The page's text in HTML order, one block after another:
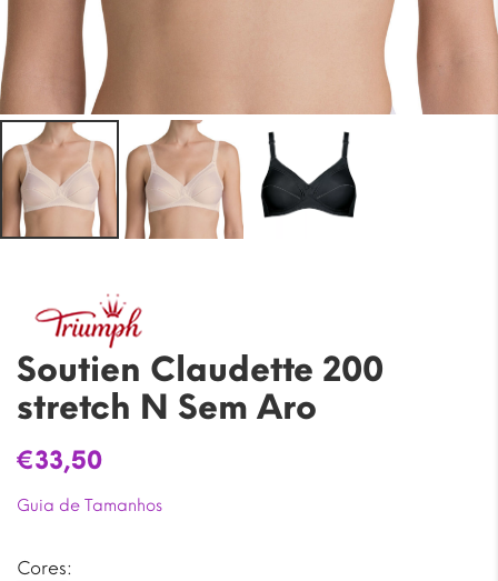
Soutien Claudette 200
stretch N Sem Aro
€33,50
Guia de Tamanhos
Cores: